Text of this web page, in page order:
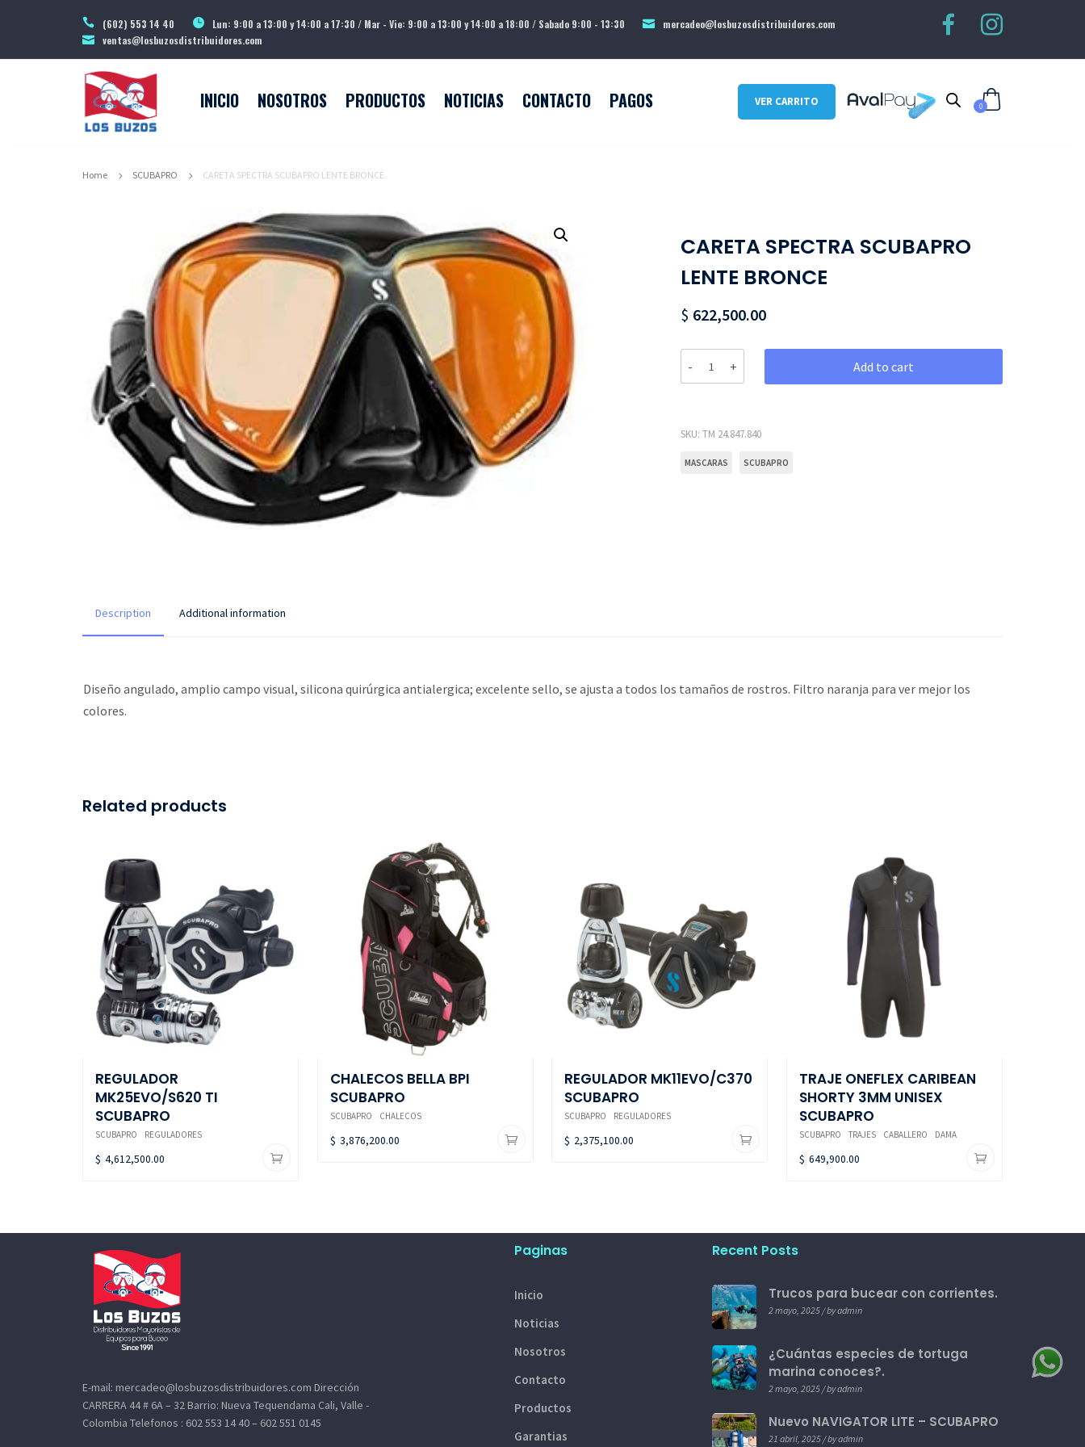
(602) 553 14 40 Lun: 9:00 a 13:00 y 14:00 a 17:30 / Mar - Vie: 9:00 a 13:00 y 14:00 a 18:00 / Sabado 9:00 - 13:30
mercadeo@losbuzosdistribuidores.com
ventas@losbuzosdistribuidores.com
VER CARRITO 0
INICIO NOSOTROS PRODUCTOS NOTICIAS CONTACTO PAGOS
Home SCUBAPRO CARETA SPECTRA SCUBAPRO LENTE BRONCE
CARETA SPECTRA SCUBAPRO
LENTE BRONCE
$ 622,500.00
Add to cart
SKU: TM 24.847.840
MASCARAS SCUBAPRO
Description Additional information
Diseño angulado, amplio campo visual, silicona quirúrgica antialergica; excelente sello, se ajusta a todos los tamaños de rostros. Filtro naranja para ver mejor los
colores.
Related products
REGULADOR
MK25EVO/S620 TI
SCUBAPRO
SCUBAPRO REGULADORES
$ 4,612,500.00
CHALECOS BELLA BPI
SCUBAPRO
SCUBAPRO CHALECOS
$ 3,876,200.00
REGULADOR MK11EVO/C370
SCUBAPRO
SCUBAPRO REGULADORES
$ 2,375,100.00
TRAJE ONEFLEX CARIBEAN
SHORTY 3MM UNISEX
SCUBAPRO
SCUBAPRO TRAJES CABALLERO DAMA
$ 649,900.00
E-mail: mercadeo@losbuzosdistribuidores.com Dirección
CARRERA 44 # 6A – 32 Barrio: Nueva Tequendama Cali, Valle -
Colombia Telefonos : 602 553 14 40 – 602 551 0145
Paginas
Inicio
Noticias
Nosotros
Contacto
Productos
Garantias
Recent Posts
Trucos para bucear con corrientes.
2 mayo, 2025 / by admin
¿Cuántas especies de tortuga
marina conoces?.
2 mayo, 2025 / by admin
Nuevo NAVIGATOR LITE – SCUBAPRO
21 abril, 2025 / by admin